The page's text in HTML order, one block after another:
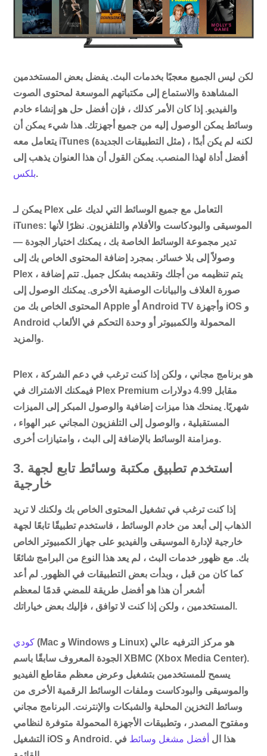
لكن ليس الجميع معجبًا بخدمات البث. يفضل بعض المستخدمين
المشاهدة والاستماع إلى مكتباتهم الموسعة لمحتوى الصوت
والفيديو. إذا كان الأمر كذلك ، فإن أفضل حل هو إنشاء خادم
وسائط يمكن الوصول إليه من جميع أجهزتك. هذا شيء يمكن أن
يتعامل معه iTunes (مثل التطبيقات الجديدة) ، لكنه لم يكن أبدًا
أفضل أداة لهذا المنصب. يمكن القول أن هذا العنوان يذهب إلى
بلكس.
يمكن لـ Plex التعامل مع جميع الوسائط التي لديك على
iTunes: الموسيقى والبودكاست والأفلام والتلفزيون. نظرًا لأنها
تدير مجموعة الوسائط الخاصة بك ، يمكنك اختيار الجودة —
وصولاً إلى بلا خسائر. بمجرد إضافة المحتوى الخاص بك إلى
Plex ، يتم تنظيمه من أجلك وتقديمه بشكل جميل. تتم إضافة
صورة الغلاف والبيانات الوصفية الأخرى. يمكنك الوصول إلى
المحتوى الخاص بك من Apple أو Android TV وأجهزة iOS و
Android المحمولة والكمبيوتر أو وحدة التحكم في الألعاب
والمزيد.
Plex هو برنامج مجاني ، ولكن إذا كنت ترغب في دعم الشركة ،
فيمكنك الاشتراك في Plex Premium مقابل 4.99 دولارات
شهريًا. يمنحك هذا ميزات إضافية والوصول المبكر إلى الميزات
المستقبلية ، والوصول إلى التلفزيون المجاني عبر الهواء ،
ومزامنة الوسائط بالإضافة إلى البث ، وامتيازات أخرى.
3. استخدم تطبيق مكتبة وسائط تابع لجهة
خارجية
إذا كنت ترغب في تشغيل المحتوى الخاص بك ولكنك لا تريد
الذهاب إلى أبعد من خادم الوسائط ، فاستخدم تطبيقًا تابعًا لجهة
خارجية لإدارة الموسيقى والفيديو على جهاز الكمبيوتر الخاص
بك. مع ظهور خدمات البث ، لم يعد هذا النوع من البرامج شائعًا
كما كان من قبل ، وبدأت بعض التطبيقات في الظهور. لم أعد
أشعر أن هذا هو أفضل طريقة للمضي قدمًا لمعظم
المستخدمين ، ولكن إذا كنت لا توافق ، فإليك بعض خياراتك.
كودي (Mac و Windows و Linux) هو مركز الترفيه عالي
الجودة المعروف سابقًا باسم XBMC (Xbox Media Center).
يسمح للمستخدمين بتشغيل وعرض معظم مقاطع الفيديو
والموسيقى والبودكاست وملفات الوسائط الرقمية الأخرى من
وسائط التخزين المحلية والشبكات والإنترنت. البرنامج مجاني
ومفتوح المصدر ، وتطبيقات الأجهزة المحمولة متوفرة لنظامي
التشغيل iOS و Android. هذا ال أفضل مشغل وسائط في